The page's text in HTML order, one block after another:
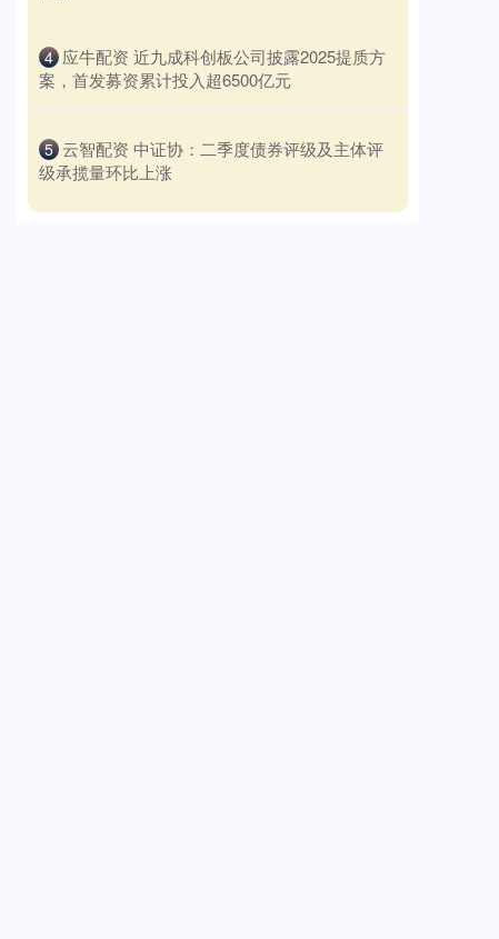
4 ​应牛配资 近九成科创板公司披露2025提质方
案，首发募资累计投入超6500亿元
5 ​云智配资 中证协：二季度债券评级及主体评
级承揽量环比上涨